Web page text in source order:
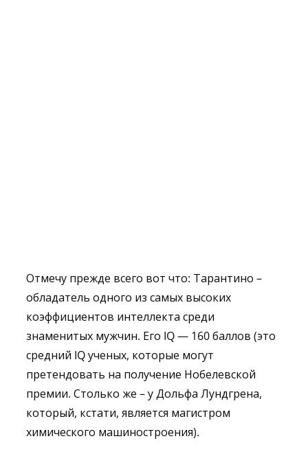
Отмечу прежде всего вот что: Тарантино –
обладатель одного из самых высоких
коэффициентов интеллекта среди
знаменитых мужчин. Его IQ — 160 баллов (это
средний IQ ученых, которые могут
претендовать на получение Нобелевской
премии. Столько же – у Дольфа Лундгрена,
который, кстати, является магистром
химического машиностроения).